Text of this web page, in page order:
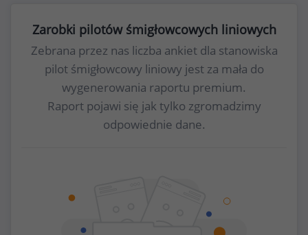
Zarobki pilotów śmigłowcowych liniowych
Zebrana przez nas liczba ankiet dla stanowiska
pilot śmigłowcowy liniowy jest za mała do
wygenerowania raportu premium.
Raport pojawi się jak tylko zgromadzimy
odpowiednie dane.